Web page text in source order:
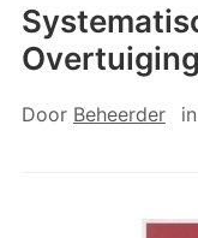
Door Beheerder in